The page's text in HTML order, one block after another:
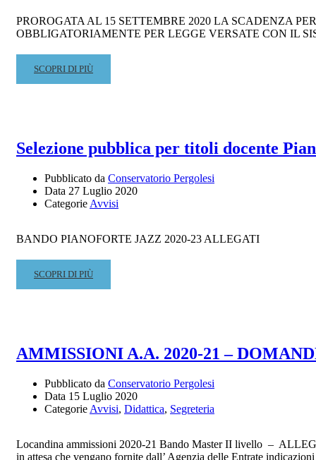
SETTEMBRE
2020
PROROGATA AL 15 SETTEMBRE 2020 LA SCADENZA
OBBLIGATORIAMENTE PER LEGGE VERSATE CON IL
READ
MORE
ISCRIZIONI
2020/2021
SCOPRI DI PIÙ
Selezione pubblica per titoli docente
Pubblicato da Conservatorio Pergolesi
Data 27 Luglio 2020
Categorie Avvisi
BANDO PIANOFORTE JAZZ 2020-23 ALLEGATI
READ
MORE
TITOLI
PIANOFORTE
JAZZ
SCOPRI DI PIÙ
AMMISSIONI A.A. 2020-21 –
Pubblicato da Conservatorio Pergolesi
Data 15 Luglio 2020
Categorie Avvisi, Didattica, Segreteria
Locandina ammissioni 2020-21 Bando Master II livello –
in attesa che vengano fornite dall’ Agenzia delle Entrate